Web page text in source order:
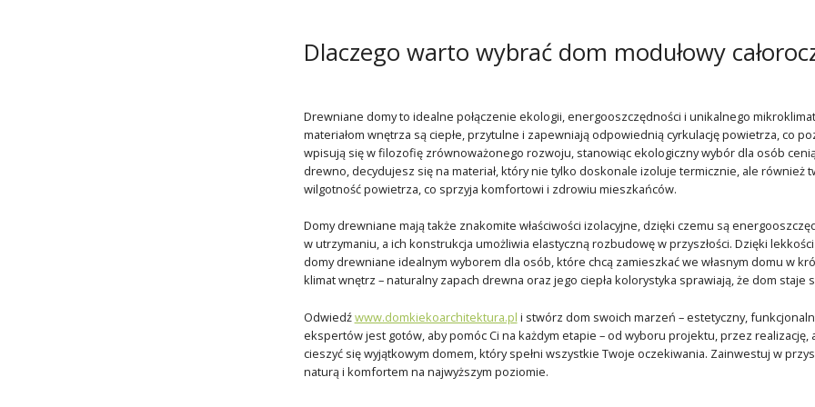
Dlaczego warto wybrać dom modułowy
Drewniane domy to idealne połączenie ekologii, energooszczędności i unikalnego
materiałom wnętrza są ciepłe, przytulne i zapewniają odpowiednią cyrkulację powietrza, co
wpisują się w filozofię zrównoważonego rozwoju, stanowiąc ekologiczny wybór dla osób
drewno, decydujesz się na materiał, który nie tylko doskonale izoluje termicznie, ale
wilgotność powietrza, co sprzyja komfortowi i zdrowiu mieszkańców.
Domy drewniane mają także znakomite właściwości izolacyjne, dzięki czemu są
w utrzymaniu, a ich konstrukcja umożliwia elastyczną rozbudowę w przyszłości. Dzięki
domy drewniane idealnym wyborem dla osób, które chcą zamieszkać we własnym domu w
klimat wnętrz – naturalny zapach drewna oraz jego ciepła kolorystyka sprawiają, że dom staje
Odwiedźwww.domkiekoarchitektura.pl i stwórz dom swoich marzeń – estetyczny,
ekspertów jest gotów, aby pomóc Ci na każdym etapie – od wyboru projektu, przez realizację,
cieszyć się wyjątkowym domem, który spełni wszystkie Twoje oczekiwania. Zainwestuj w
naturą i komfortem na najwyższym poziomie.